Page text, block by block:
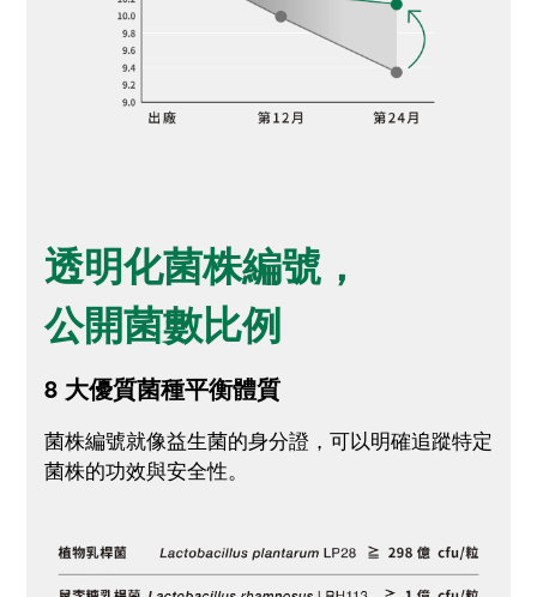
透明化菌株編號，
公開菌數比例
8 大優質菌種平衡體質
菌株編號就像益生菌的身分證，可以明確追蹤特定
菌株的功效與安全性。